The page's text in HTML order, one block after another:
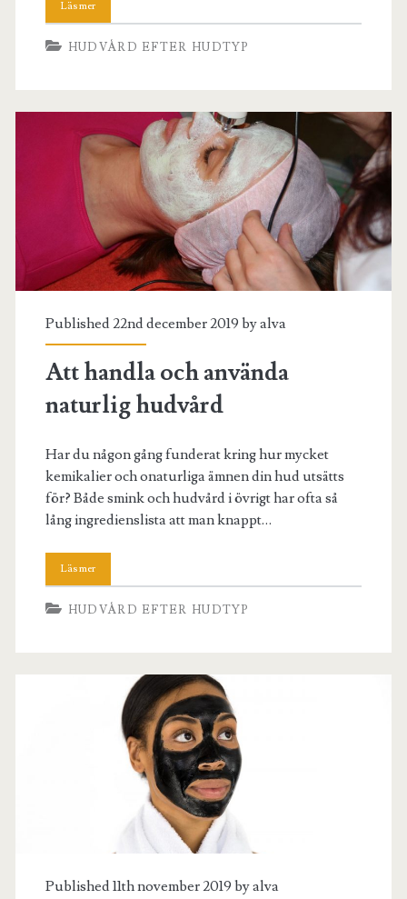
HUDVÅRD EFTER HUDTYP
Published 22nd december 2019 byalva
Att handla och använda
naturlig hudvård
Har du någon gång funderat kring hur mycket
kemikalier och onaturliga ämnen din hud utsätts
för? Både smink och hudvård i övrigt har ofta så
lång ingredienslista att man knappt…
HUDVÅRD EFTER HUDTYP
Published 11th november 2019 byalva